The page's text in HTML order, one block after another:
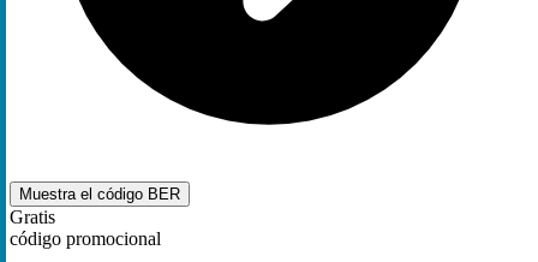
Muestra el código BER
Gratis
código promocional